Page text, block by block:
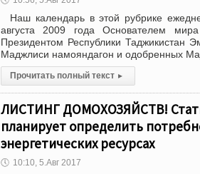
Наш календарь в этой рубрике
августа 2009 года Основателем
Президентом Республики Таджикистан
Маджлиси намояндагон и одобренных
Прочитать полный текст ▸
ЛИСТИНГ ДОМОХОЗЯЙСТВ!
планирует определить
энергетических ресурсах
🕔 10:10, 5.Авг 2017